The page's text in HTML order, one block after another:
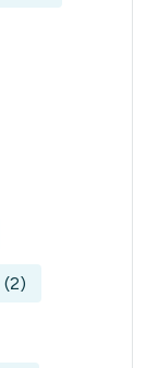
(2)